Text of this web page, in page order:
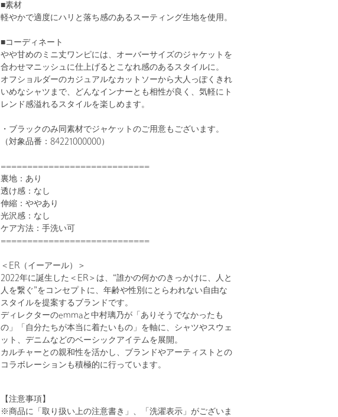
■素材
軽やかで適度にハリと落ち感のあるスーティング生地を使用。
■コーディネート
やや甘めのミニ丈ワンピには、オーバーサイズのジャケットを
合わせマニッシュに仕上げるとこなれ感のあるスタイルに。
オフショルダーのカジュアルなカットソーから大人っぽくきれ
いめなシャツまで、どんなインナーとも相性が良く、気軽にト
レンド感溢れるスタイルを楽しめます。
・ブラックのみ同素材でジャケットのご用意もございます。
（対象品番：84221000000）
============================
裏地：あり
透け感：なし
伸縮：ややあり
光沢感：なし
ケア方法：手洗い可
============================
＜ER（イーアール）＞
2022年に誕生した＜ER＞は、“誰かの何かのきっかけに、人と
人を繋ぐ”をコンセプトに、年齢や性別にとらわれない自由な
スタイルを提案するブランドです。
ディレクターのemmaと中村璃乃が「ありそうでなかったも
の」「自分たちが本当に着たいもの」を軸に、シャツやスウェ
ット、デニムなどのベーシックアイテムを展開。
カルチャーとの親和性を活かし、ブランドやアーティストとの
コラボレーションも積極的に行っています。
【注意事項】
※商品に「取り扱い上の注意書き」、「洗濯表示」がございま